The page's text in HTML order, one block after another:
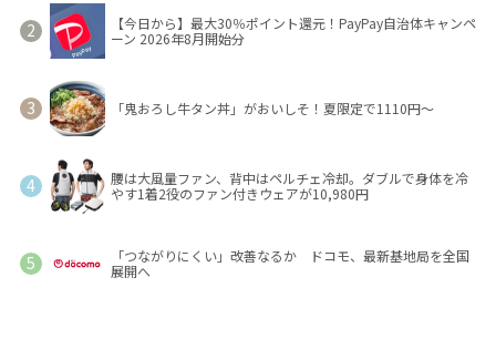
【今日から】最大30％ポイント還元！PayPay自治体キャンペ
ーン 2026年8月開始分
「鬼おろし牛タン丼」がおいしそ！夏限定で1110円～
腰は大風量ファン、背中はペルチェ冷却。ダブルで身体を冷
やす1着2役のファン付きウェアが10,980円
「つながりにくい」改善なるか ドコモ、最新基地局を全国
展開へ